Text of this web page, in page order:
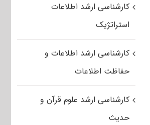
کارشناسی ارشد اطلاعات
استراتژیک
کارشناسی ارشد اطلاعات و
حفاظت اطلاعات
کارشناسی ارشد علوم قرآن و
حدیث